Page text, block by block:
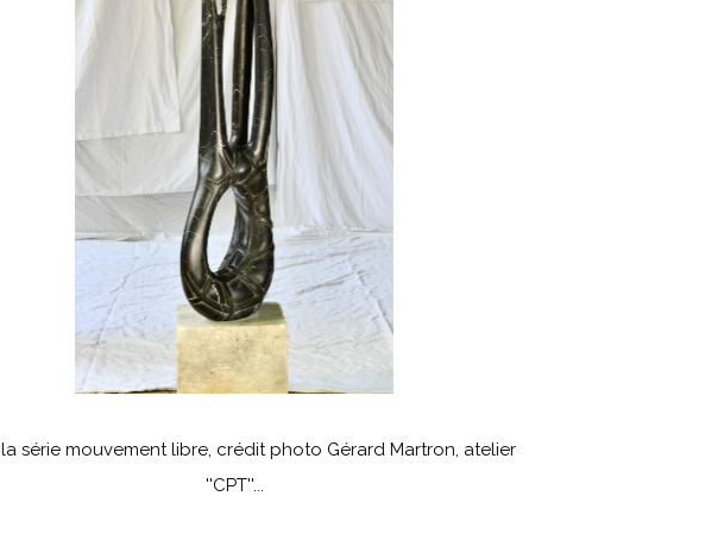
la série mouvement libre, crédit photo Gérard Martron, atelier
''CPT''...